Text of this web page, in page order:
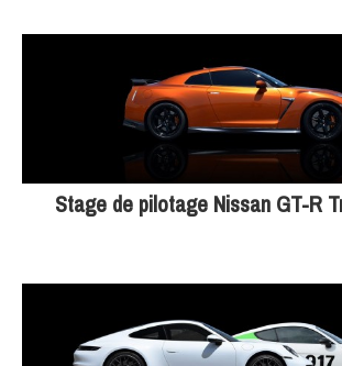
Stage de pilotage Nissan GT-R